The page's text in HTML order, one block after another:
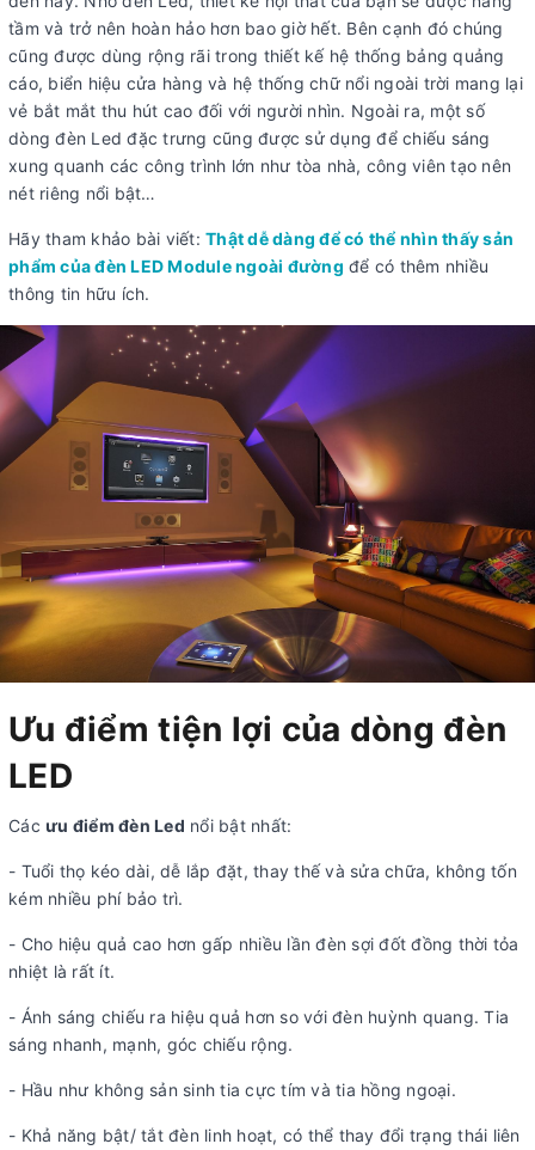
tầm và trở nên hoàn hảo hơn bao giờ hết. Bên cạnh đó chúng
cũng được dùng rộng rãi trong thiết kế hệ thống bảng quảng
cáo, biển hiệu cửa hàng và hệ thống chữ nổi ngoài trời mang lại
vẻ bắt mắt thu hút cao đối với người nhìn. Ngoài ra, một số
dòng đèn Led đặc trưng cũng được sử dụng để chiếu sáng
xung quanh các công trình lớn như tòa nhà, công viên tạo nên
nét riêng nổi bật…
Hãy tham khảo bài viết: Thật dễ dàng để có thể nhìn thấy sản
phẩm của đèn LED Module ngoài đường để có thêm nhiều
thông tin hữu ích.
Ưu điểm tiện lợi của dòng đèn
LED
Các ưu điểm đèn Led nổi bật nhất:
- Tuổi thọ kéo dài, dễ lắp đặt, thay thế và sửa chữa, không tốn
kém nhiều phí bảo trì.
- Cho hiệu quả cao hơn gấp nhiều lần đèn sợi đốt đồng thời tỏa
nhiệt là rất ít.
- Ánh sáng chiếu ra hiệu quả hơn so với đèn huỳnh quang. Tia
sáng nhanh, mạnh, góc chiếu rộng.
- Hầu như không sản sinh tia cực tím và tia hồng ngoại.
- Khả năng bật/ tắt đèn linh hoạt, có thể thay đổi trạng thái liên